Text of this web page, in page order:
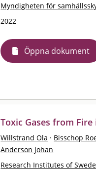
Myndigheten för
2022
Öppna dokument
Toxic Gases from
Willstrand Ola · Bisschop
Anderson Johan
Research Institutes of